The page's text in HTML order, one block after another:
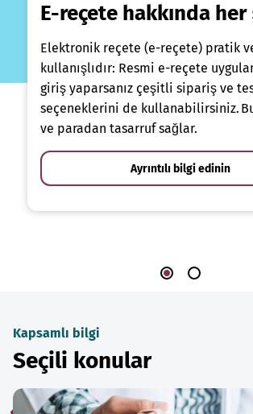
E-reçete hakkında her
Elektronik reçete (e-reçete) pratik
kullanışlıdır: Resmi e-reçete
giriş yaparsanız çeşitli sipariş ve
seçeneklerini de kullanabilirsiniz.
ve paradan tasarruf sağlar.
Ayrıntılı bilgi edinin
Kapsamlı bilgi
Seçili konular